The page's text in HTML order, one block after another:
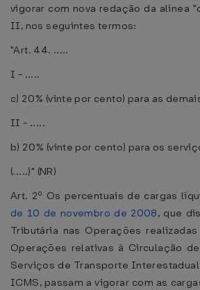
vigorar com nova redação da alínea
II, nos seguintes termos:
"Art. 44. .....
I - .....
c) 20% (vinte por cento) para as
II - .....
b) 20% (vinte por cento) para os
(.....)" (NR)
Art. 2º Os percentuais de cargas
de 10 de novembro de 2008, que
Tributária nas Operações
Operações relativas à Circulação
Serviços de Transporte
ICMS, passam a vigorar com as